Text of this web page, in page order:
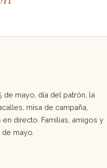
de mayo, día del patrón, la
misa de campaña,
directo. Familias, amigos y
mayo.